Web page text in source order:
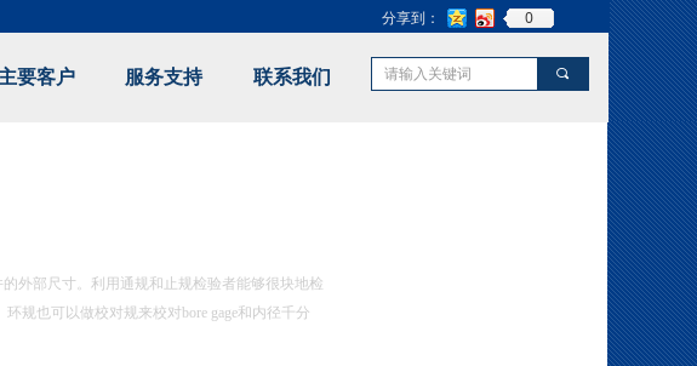
主要客户 服务支持 联系我们 끠
分享到： 0
的外部尺寸。利用通规和止规检验者能够很块地检
规也可以做校对规来校对bore gage和内径千分